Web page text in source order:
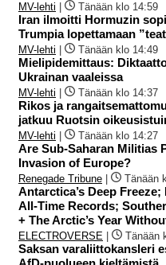
MV-lehti Tänään klo 14:59
Iran ilmoitti Hormuzin
Trumpia lopettamaan
MV-lehti Tänään klo 14:49
Mielipidemittaus:
Ukrainan vaaleissa
MV-lehti Tänään klo 14:37
Rikos ja
jatkuu Ruotsin
MV-lehti Tänään klo 14:27
Are Sub-Saharan Militias
Invasion of Europe?
Renegade Tribune Tänään
Antarctica’s Deep
All-Time Records;
+ The Arctic’s Year
ELECTROVERSE Tänään
Saksan varaliittokansleri